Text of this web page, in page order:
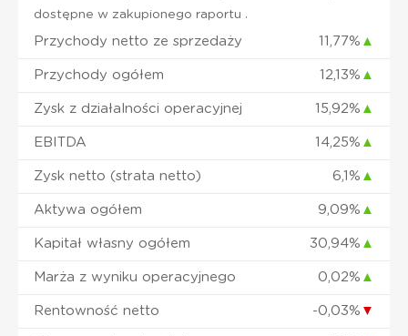
dostępne w zakupionego raportu .
Przychody netto ze sprzedaży 11,77% ▲
Przychody ogółem 12,13% ▲
Zysk z działalności operacyjnej 15,92% ▲
EBITDA 14,25% ▲
Zysk netto (strata netto) 6,1% ▲
Aktywa ogółem 9,09% ▲
Kapitał własny ogółem 30,94% ▲
Marża z wyniku operacyjnego 0,02% ▲
Rentowność netto -0,03% ▼